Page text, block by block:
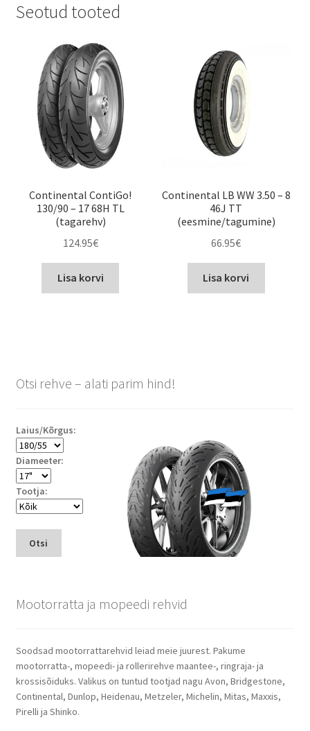
Seotud tooted
Continental ContiGo!
130/90 – 17 68H TL
(tagarehv)
124.95€
Lisa korvi
Continental LB WW 3.50 – 8
46J TT
(eesmine/tagumine)
66.95€
Lisa korvi
Otsi rehve – alati parim hind!
Laius/Kõrgus:
Diameeter:
Tootja:
Otsi
Mootorratta ja mopeedi rehvid
Soodsad mootorrattarehvid leiad meie juurest. Pakume
mootorratta-, mopeedi- ja rollerirehve maantee-, ringraja- ja
krossisõiduks. Valikus on tuntud tootjad nagu Avon, Bridgestone,
Continental, Dunlop, Heidenau, Metzeler, Michelin, Mitas, Maxxis,
Pirelli ja Shinko.